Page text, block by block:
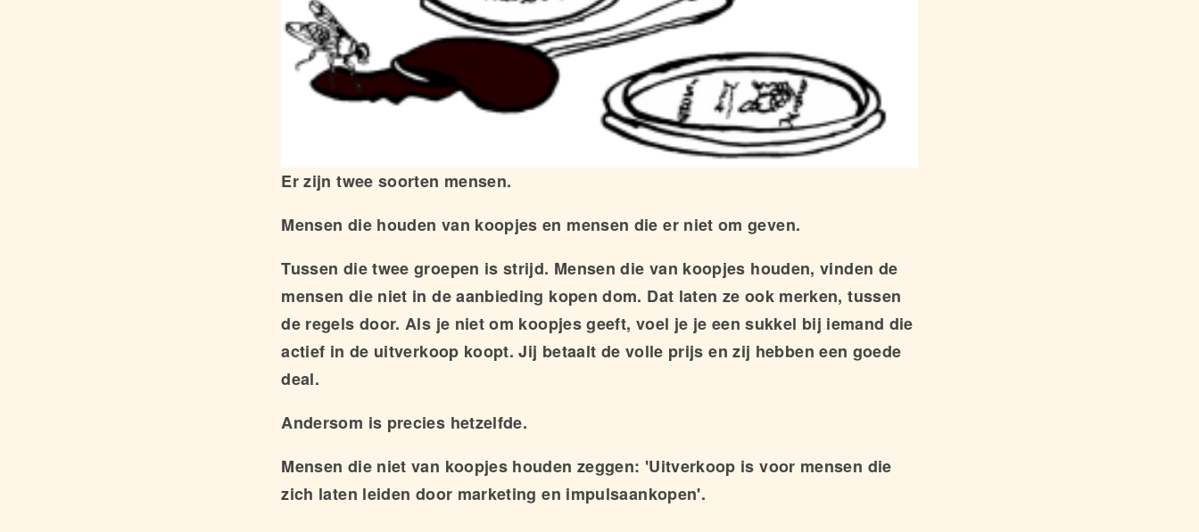
Er zijn twee soorten mensen.
Mensen die houden van koopjes en mensen die er niet om geven.
Tussen die twee groepen is strijd. Mensen die van koopjes houden, vinden de
mensen die niet in de aanbieding kopen dom. Dat laten ze ook merken, tussen
de regels door. Als je niet om koopjes geeft, voel je je een sukkel bij iemand die
actief in de uitverkoop koopt. Jij betaalt de volle prijs en zij hebben een goede
deal.
Andersom is precies hetzelfde.
Mensen die niet van koopjes houden zeggen: 'Uitverkoop is voor mensen die
zich laten leiden door marketing en impulsaankopen'.